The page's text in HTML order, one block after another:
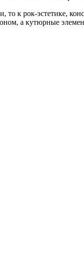
к рок-эстетике,
а кутюрные